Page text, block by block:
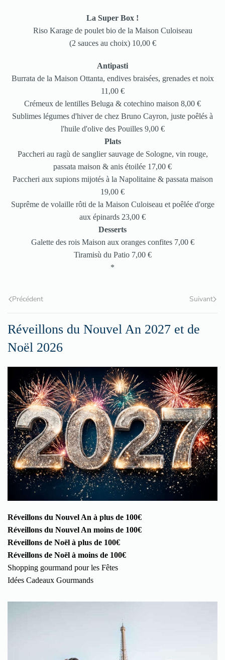
La Super Box !
Riso Karage de poulet bio de la Maison Culoiseau
(2 sauces au choix) 10,00 €
Antipasti
Burrata de la Maison Ottanta, endives braisées, grenades et noix
11,00 €
Crémeux de lentilles Beluga & cotechino maison 8,00 €
Sublimes légumes d'hiver de chez Bruno Cayron, juste poêlés à
l'huile d'olive des Pouilles 9,00 €
Plats
Paccheri au ragù de sanglier sauvage de Sologne, vin rouge,
passata maison & anis étoilée 17,00 €
Paccheri aux supions mijotés à la Napolitaine & passata maison
19,00 €
Suprême de volaille rôti de la Maison Culoiseau et poêlée d'orge
aux épinards 23,00 €
Desserts
Galette des rois Maison aux oranges confites 7,00 €
Tiramisù du Patio 7,00 €
*
Précédent Suivant
Réveillons du Nouvel An 2027 et de
Noël 2026
Réveillons du Nouvel An à plus de 100€
Réveillons du Nouvel An moins de 100€
Réveillons de Noël à plus de 100€
Réveillons de Noël à moins de 100€
Shopping gourmand pour les Fêtes
Idées Cadeaux Gourmands